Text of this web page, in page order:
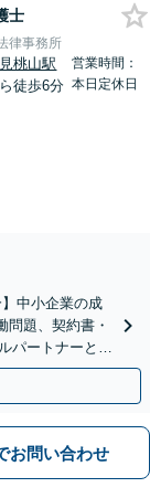
士
律事務所
桃山駅
徒歩6分
営業時間：
本日定休日
中小企業の成
題、契約書・
パートナーとし
お問い合わせ